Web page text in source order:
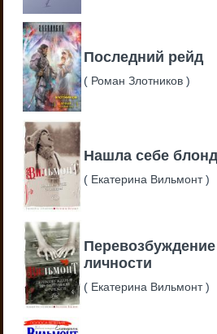
Последний рейд
( Роман Злотников)
Нашла себе
( Екатерина Вильмонт)
личности
( Екатерина Вильмонт)